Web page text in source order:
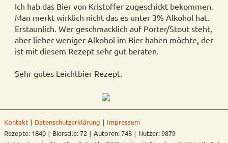
Ich hab das Bier von Kristoffer zugeschickt bekommen.
Man merkt wirklich nicht das es unter 3% Alkohol hat.
Erstaunlich. Wer geschmacklich auf Porter/Stout steht,
aber lieber weniger Alkohol im Bier haben möchte, der
ist mit diesem Rezept sehr gut beraten.
Sehr gutes Leichtbier Rezept.
Kontakt ∣ Datenschutzerklärung ∣ Impressum
Rezepte: 1840 ∣ Bierstile: 72 ∣ Autoren: 748 ∣ Nutzer: 9879